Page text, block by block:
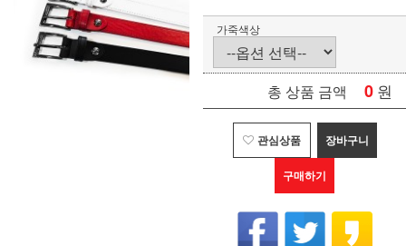
가죽색상
총 상품 금액 0 원
관심상품 장바구니
구매하기